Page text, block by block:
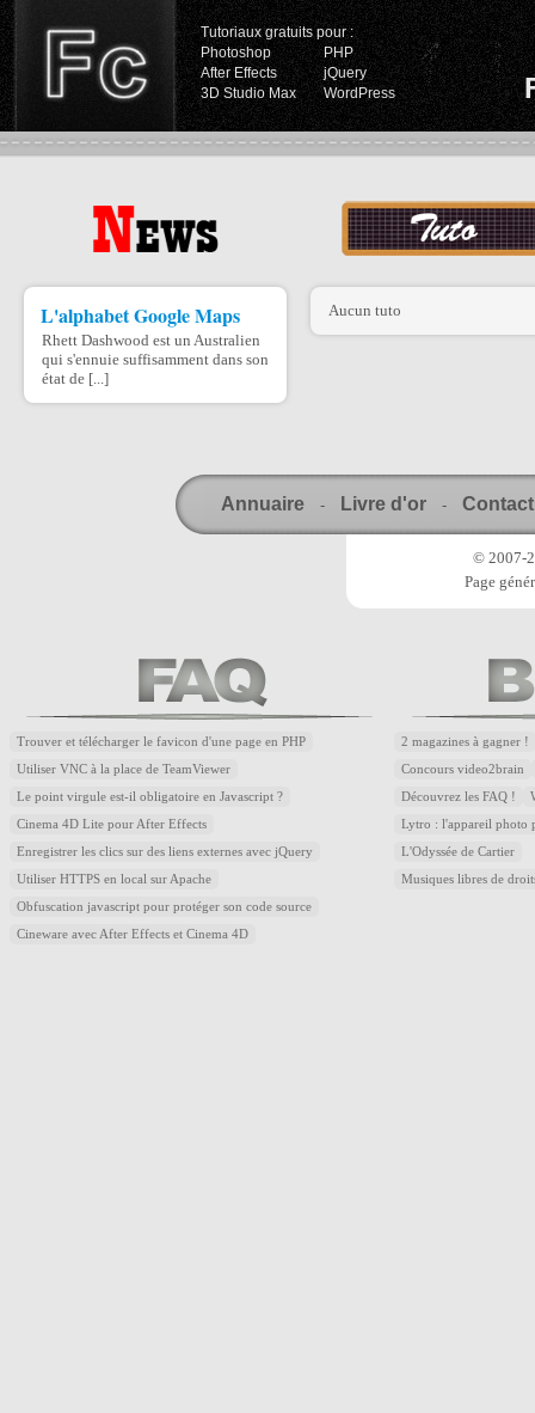
Tutoriaux gratuits pour :
Photoshop
PHP
After Effects
jQuery
3D Studio Max
WordPress
L'alphabet Google Maps
Rhett Dashwood est un Australien
qui s'ennuie suffisamment dans son
état de [...]
Aucun tuto
Annuaire - Livre d'or - Contact
© 2007-
Page
Trouver et télécharger le favicon d'une page en PHP
Utiliser VNC à la place de TeamViewer
Le point virgule est-il obligatoire en Javascript ?
Cinema 4D Lite pour After Effects
Enregistrer les clics sur des liens externes avec jQuery
Utiliser HTTPS en local sur Apache
Obfuscation javascript pour protéger son code source
Cineware avec After Effects et Cinema 4D
2 magazines à gagner !
Concours video2brain
Découvrez les FAQ !
Lytro : l'appareil photo
L'Odyssée de Cartier
Musiques libres de